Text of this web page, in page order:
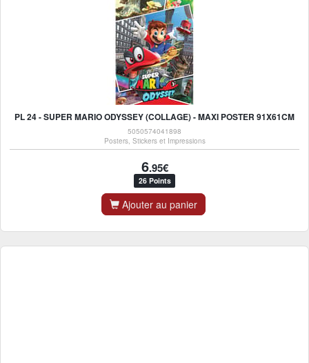
PL 24 - SUPER MARIO ODYSSEY (COLLAGE) - MAXI POSTER 91X61CM
5050574041898
Posters, Stickers et Impressions
6.95€
26 Points
Ajouter au panier